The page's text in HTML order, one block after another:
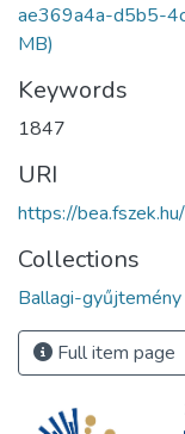
ae369a4a-d5b5-
MB)
Keywords
1847
URI
https://
Collections
Ballagi-gyűjtemény
Full item page